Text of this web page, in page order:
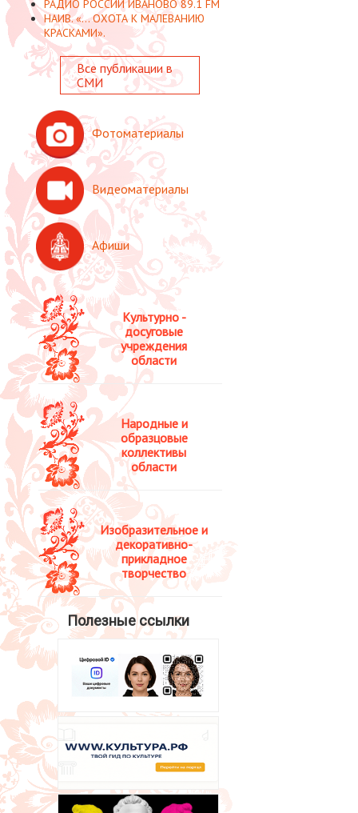
Культурно -
досуговые
учреждения
области
Народные и
образцовые
коллективы
области
Изобразительное и
декоративно-
прикладное
творчество
Полезные ссылки
РАДИО РОССИИ ИВАНОВО 89.1 FM
НАИВ. «... ОХОТА К МАЛЕВАНИЮ
КРАСКАМИ».
Все публикации в
СМИ
Фотоматериалы
Видеоматериалы
Афиши